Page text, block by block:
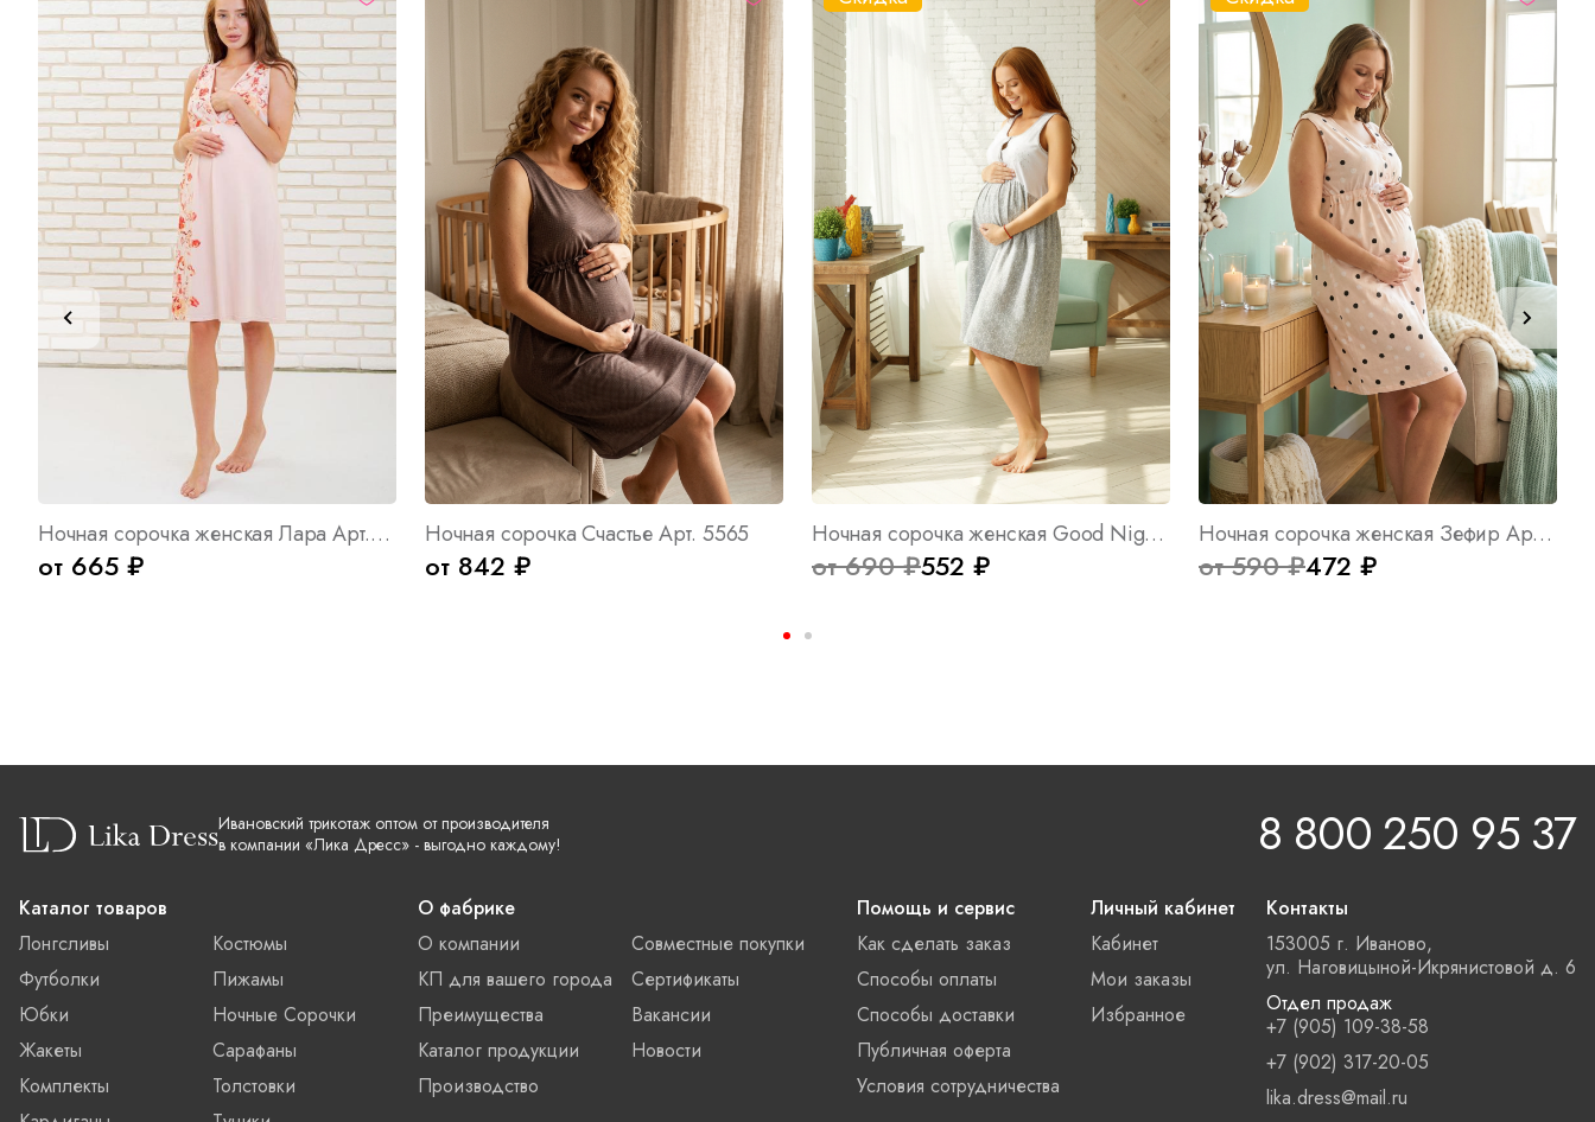
Ночная сорочка женская Лара Арт. 6782
от 665 ₽
Ночная сорочка Счастье Арт. 5565
от 842 ₽
Ночная сорочка женская Good Night М Арт. 5710
от 690 ₽552 ₽
Ночная сорочка женская Зефир Арт. 7114
от 590 ₽472 ₽
Ивановский трикотаж оптом от производителя
в компании «Лика Дресс» - выгодно каждому!
8 800 250 95 37
Каталог товаров
Лонгсливы
Футболки
Юбки
Жакеты
Комплекты
Костюмы
Пижамы
Ночные Сорочки
Сарафаны
Толстовки
О фабрике
О компании
КП для вашего города
Преимущества
Каталог продукции
Производство
Совместные покупки
Сертификаты
Вакансии
Новости
Помощь и сервис
Как сделать заказ
Способы оплаты
Способы доставки
Публичная оферта
Условия сотрудничества
Личный кабинет
Кабинет
Мои заказы
Избранное
Контакты
153005 г. Иваново,
ул. Наговицыной-Икрянистовой д. 6
Отдел продаж
+7 (905) 109-38-58
+7 (902) 317-20-05
lika.dress@mail.ru